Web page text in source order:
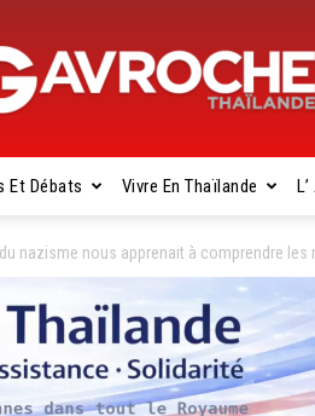
Gavroche
Thaïlande
Et Débats Vivre En Thaïlande
nazisme nous apprenait à comprendre